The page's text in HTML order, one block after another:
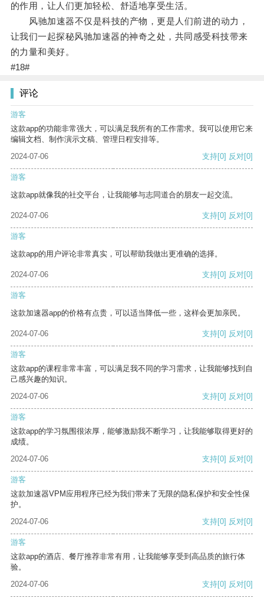
的作用，让人们更加轻松、舒适地享受生活。
风驰加速器不仅是科技的产物，更是人们前进的动力，
让我们一起探秘风驰加速器的神奇之处，共同感受科技带来
的力量和美好。
#18#
评论
游客
这款app的功能非常强大，可以满足我所有的工作需求。我可以使用它来
编辑文档、制作演示文稿、管理日程安排等。
2024-07-06
支持[0] 反对[0]
游客
这款app就像我的社交平台，让我能够与志同道合的朋友一起交流。
2024-07-06 支持[0] 反对[0]
游客
这款app的用户评论非常真实，可以帮助我做出更准确的选择。
2024-07-06 支持[0] 反对[0]
游客
这款加速器app的价格有点贵，可以适当降低一些，这样会更加亲民。
2024-07-06 支持[0] 反对[0]
游客
这款app的课程非常丰富，可以满足我不同的学习需求，让我能够找到自
己感兴趣的知识。
2024-07-06
支持[0] 反对[0]
游客
这款app的学习氛围很浓厚，能够激励我不断学习，让我能够取得更好的
成绩。
2024-07-06
支持[0] 反对[0]
游客
这款加速器VPM应用程序已经为我们带来了无限的隐私保护和安全性保
护。
2024-07-06
支持[0] 反对[0]
游客
这款app的酒店、餐厅推荐非常有用，让我能够享受到高品质的旅行体
验。
2024-07-06
支持[0] 反对[0]